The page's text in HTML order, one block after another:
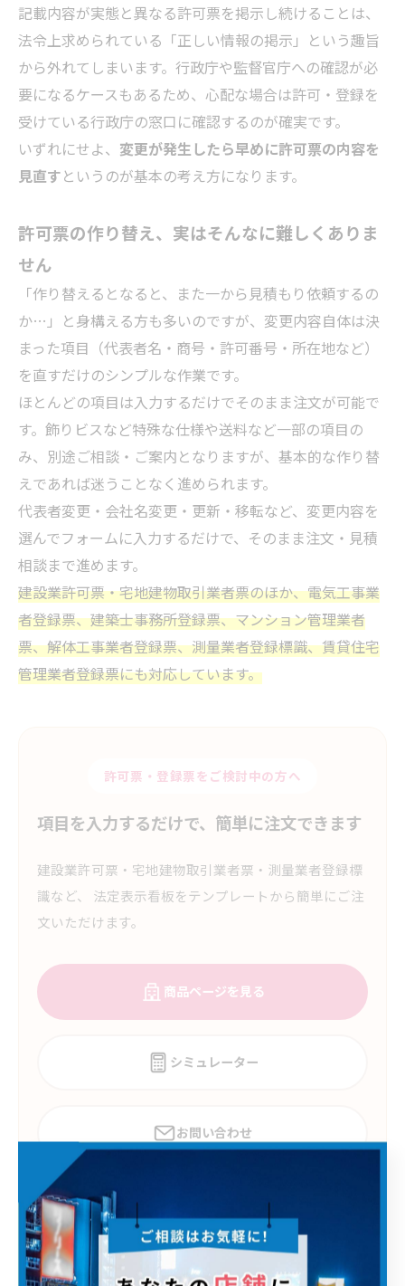
記載内容が実態と異なる許可票を掲示し続けることは、
法令上求められている「正しい情報の掲示」という趣旨
から外れてしまいます。行政庁や監督官庁への確認が必
要になるケースもあるため、心配な場合は許可・登録を
受けている行政庁の窓口に確認するのが確実です。
いずれにせよ、 変更が発生したら早めに許可票の内容を
見直すというのが基本の考え方になります。
許可票の作り替え、実はそんなに難しくありま
せん
「作り替えるとなると、また一から見積もり依頼するの
か…」と身構える方も多いのですが、変更内容自体は決
まった項目（代表者名・商号・許可番号・所在地など）
を直すだけのシンプルな作業です。
ほとんどの項目は入力するだけでそのまま注文が可能で
す。飾りビスなど特殊な仕様や送料など一部の項目の
み、別途ご相談・ご案内となりますが、基本的な作り替
えであれば迷うことなく進められます。
代表者変更・会社名変更・更新・移転など、変更内容を
選んでフォームに入力するだけで、そのまま注文・見積
相談まで進めます。
建設業許可票・宅地建物取引業者票のほか、電気工事業
者登録票、建築士事務所登録票、マンション管理業者
票、解体工事業者登録票、測量業者登録標識、賃貸住宅
管理業者登録票にも対応しています。
許可票・登録票をご検討中の方へ
項目を入力するだけで、簡単に注文できます
建設業許可票・宅地建物取引業者票・測量業者登録標
識など、 法定表示看板をテンプレートから簡単にご注
文いただけます。
商品ページを見る
シミュレーター
お問い合わせ